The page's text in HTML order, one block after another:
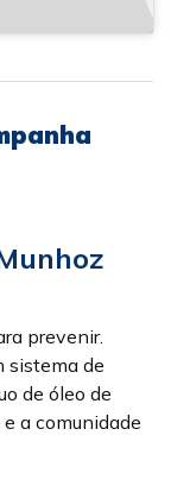
prevenir.
sistema de
de óleo de
a comunidade